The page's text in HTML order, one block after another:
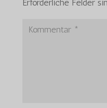
Erforderliche Felder